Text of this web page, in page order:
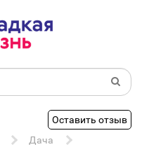
Оставить отзыв
Дача